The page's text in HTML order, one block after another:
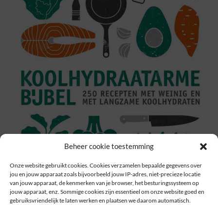
Beheer cookie toestemming
Onze website gebruikt cookies. Cookies verzamelen bepaalde gegevens over
jou en jouw apparaat zoals bijvoorbeeld jouw IP-adres, niet-precieze locatie
van jouw apparaat, de kenmerken van je browser, het besturingssysteem op
jouw apparaat, enz. Sommige cookies zijn essentieel om onze website goed en
gebruiksvriendelijk te laten werken en plaatsen we daarom automatisch.